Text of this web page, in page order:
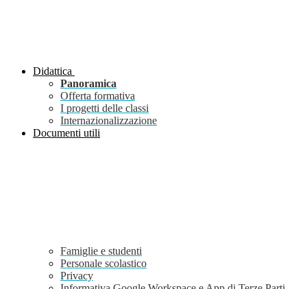
Didattica
Panoramica
Offerta formativa
I progetti delle classi
Internazionalizzazione
Documenti utili
Famiglie e studenti
Personale scolastico
Privacy